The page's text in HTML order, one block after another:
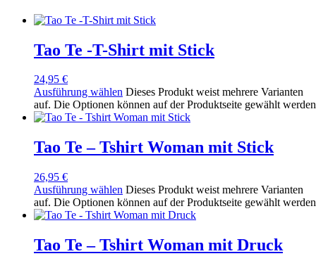
Tao Te -T-Shirt mit Stick
24,95 €
Ausführung wählen Dieses Produkt weist mehrere Varianten
auf. Die Optionen können auf der Produktseite gewählt werden
Tao Te – Tshirt Woman mit Stick
26,95 €
Ausführung wählen Dieses Produkt weist mehrere Varianten
auf. Die Optionen können auf der Produktseite gewählt werden
Tao Te – Tshirt Woman mit Druck